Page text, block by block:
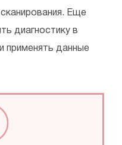
Еще
диагностику в
применять данные